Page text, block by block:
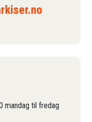
mandag til fredag